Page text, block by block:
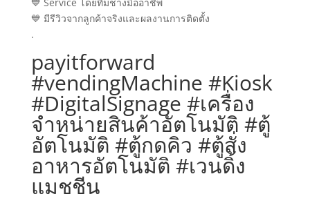
💙 มีรีวิวจากลูกค้าจริงและผลงานการติดตั้ง
.
payitforward
#vendingMachine #Kiosk
#DigitalSignage #เครื่อง
จำหน่ายสินค้าอัตโนมัติ #ตู้
อัตโนมัติ #ตู้กดคิว #ตู้สั่ง
อาหารอัตโนมัติ #เวนดิ้ง
แมชชีน